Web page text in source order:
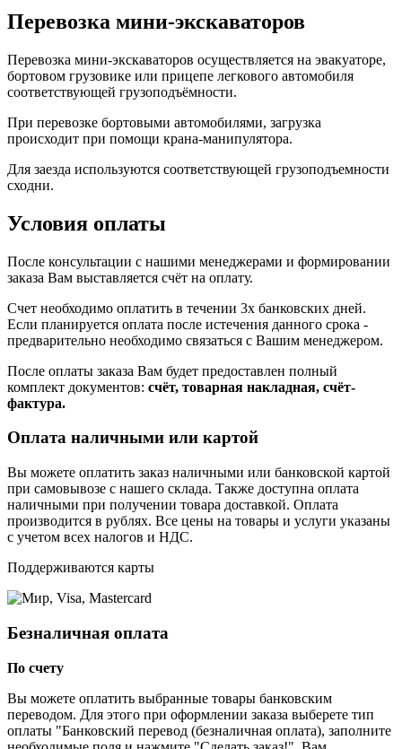
Перевозка мини-экскаваторов
Перевозка мини-экскаваторов осуществляется на эвакуаторе,
бортовом грузовике или прицепе легкового автомобиля
соответствующей грузоподъёмности.
При перевозке бортовыми автомобилями, загрузка
происходит при помощи крана-манипулятора.
Для заезда используются соответствующей грузоподъемности
сходни.
Условия оплаты
После консультации с нашими менеджерами и формировании
заказа Вам выставляется счёт на оплату.
Счет необходимо оплатить в течении 3х банковских дней.
Если планируется оплата после истечения данного срока -
предварительно необходимо связаться с Вашим менеджером.
После оплаты заказа Вам будет предоставлен полный
комплект документов: счёт, товарная накладная, счёт-
фактура.
Оплата наличными или картой
Вы можете оплатить заказ наличными или банковской картой
при самовывозе с нашего склада. Также доступна оплата
наличными при получении товара доставкой. Оплата
производится в рублях. Все цены на товары и услуги указаны
с учетом всех налогов и НДС.
Поддерживаются карты
Безналичная оплата
По счету
Вы можете оплатить выбранные товары банковским
переводом. Для этого при оформлении заказа выберете тип
оплаты "Банковский перевод (безналичная оплата), заполните